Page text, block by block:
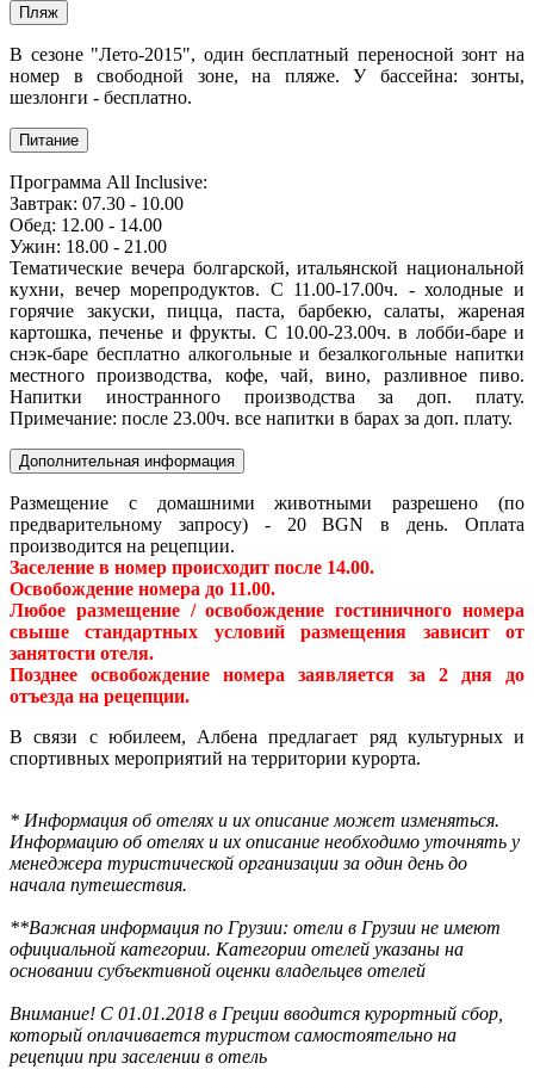
Пляж
В сезоне "Лето-2015", один бесплатный переносной зонт на
номер в свободной зоне, на пляже. У бассейна: зонты,
шезлонги - бесплатно.
Питание
Программа All Inclusive:
Завтрак: 07.30 - 10.00
Обед: 12.00 - 14.00
Ужин: 18.00 - 21.00
Тематические вечера болгарской, итальянской национальной
кухни, вечер морепродуктов. С 11.00-17.00ч. - холодные и
горячие закуски, пицца, паста, барбекю, салаты, жареная
картошка, печенье и фрукты. С 10.00-23.00ч. в лобби-баре и
снэк-баре бесплатно алкогольные и безалкогольные напитки
местного производства, кофе, чай, вино, разливное пиво.
Напитки иностранного производства за доп. плату.
Примечание: после 23.00ч. все напитки в барах за доп. плату.
Дополнительная информация
Размещение с домашними животными разрешено (по
предварительному запросу) - 20 BGN в день. Оплата
производится на рецепции.
Заселение в номер происходит после 14.00.
Освобождение номера до 11.00.
Любое размещение / освобождение гостиничного номера
свыше стандартных условий размещения зависит от
занятости отеля.
Позднее освобождение номера заявляется за 2 дня до
отъезда на рецепции.
В связи с юбилеем, Албена предлагает ряд культурных и
спортивных мероприятий на территории курорта.
* Информация об отелях и их описание может изменяться.
Информацию об отелях и их описание необходимо уточнять у
менеджера туристической организации за один день до
начала путешествия.
**Важная информация по Грузии: отели в Грузии не имеют
официальной категории. Категории отелей указаны на
основании субъективной оценки владельцев отелей
Внимание! С 01.01.2018 в Греции вводится курортный сбор,
который оплачивается туристом самостоятельно на
рецепции при заселении в отель